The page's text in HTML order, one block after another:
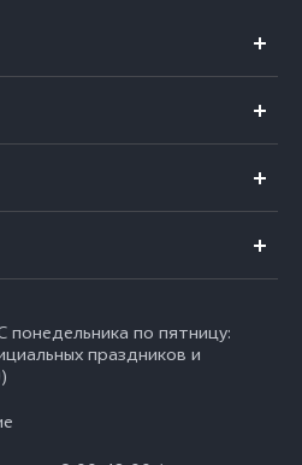
по пятницу:
праздников и